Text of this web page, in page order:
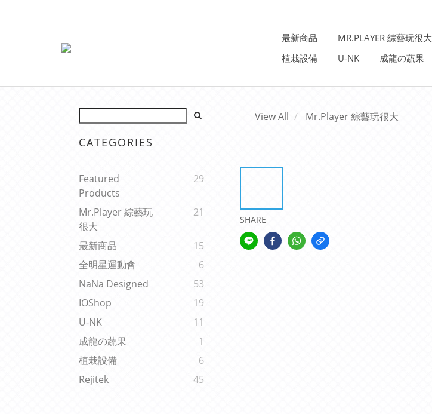
最新商品 MR.PLAYER 綜藝玩很大
植栽設備
U-NK 成龍の蔬果
CATEGORIES
Featured
Products
29
Mr.Player 綜藝玩
很大
21
最新商品
15
全明星運動會
6
NaNa Designed
53
IOShop
19
U-NK
11
成龍の蔬果
1
植栽設備
6
Rejitek
45
View All Mr.Player 綜藝玩很大
SHARE